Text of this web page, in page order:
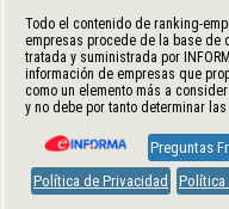
Todo el contenido de ranking-
empresas procede de la base de
tratada y suministrada por
información de empresas que
como un elemento más a
y no debe por tanto determinar las
Preguntas
Política de Privacidad
Política